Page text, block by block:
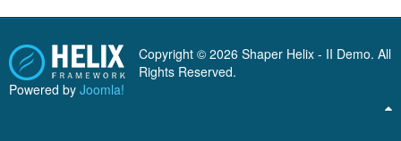
Copyright © 2026 Shaper Helix - II Demo. All
Rights Reserved.
Powered by Joomla!